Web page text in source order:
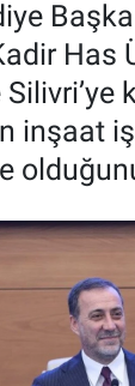
Has
inşaat